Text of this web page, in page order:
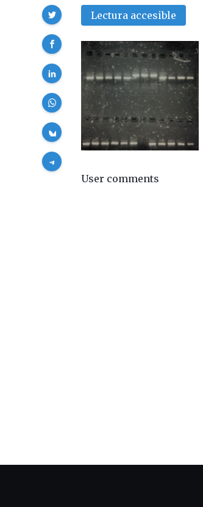
Lectura accesible
User comments
Compartir